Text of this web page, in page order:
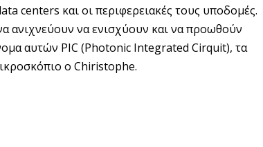
centers και οι περιφερειακές τους υποδομές.
ανιχνεύουν να ενισχύουν και να προωθούν
αυτών PIC (Photonic Integrated Cirquit), τα
ο Chiristophe.